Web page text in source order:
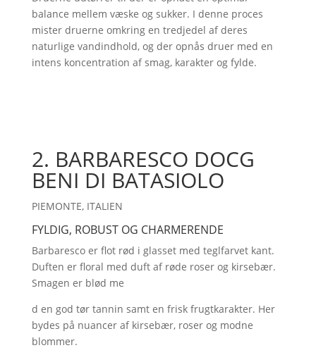
balance mellem væske og sukker. I denne proces
mister druerne omkring en tredjedel af deres
naturlige vandindhold, og der opnås druer med en
intens koncentration af smag, karakter og fylde.
2. BARBARESCO DOCG
BENI DI BATASIOLO
PIEMONTE, ITALIEN
FYLDIG, ROBUST OG CHARMERENDE
Barbaresco er flot rød i glasset med teglfarvet kant.
Duften er floral med duft af røde roser og kirsebær.
Smagen er blød me
d en god tør tannin samt en frisk frugtkarakter. Her
bydes på nuancer af kirsebær, roser og modne
blommer.